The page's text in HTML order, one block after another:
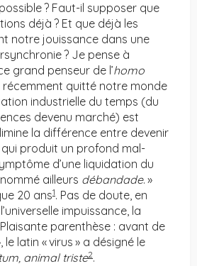
? Faut-il supposer que
déjà ? Et que déjà les
notre jouissance dans une
? Je pense à
grand penseur de l’homo
récemment quitté notre monde
industrielle du temps (du
devenu marché) est
la différence entre devenir
qui produit un profond mal-
d’une liquidation du
ailleurs débandade. »
20 ans1. Pas de doute, en
impuissance, la
parenthèse : avant de
le latin « virus » a désigné le
animal triste2.